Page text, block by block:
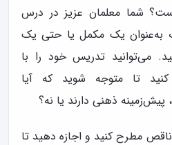
شما معلمان عزیز در درس
به‌عنوان یک مکمل یا حتی یک
می‌توانید تدریس خود را با
کنید تا متوجه شوید که آیا
ذهنی دارند یا نه؟
مطرح کنید و اجازه دهید تا